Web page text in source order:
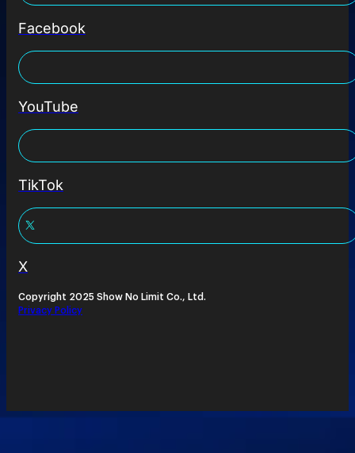
Facebook
YouTube
TikTok
X
Copyright 2025 Show No Limit Co., Ltd.
Privacy Policy